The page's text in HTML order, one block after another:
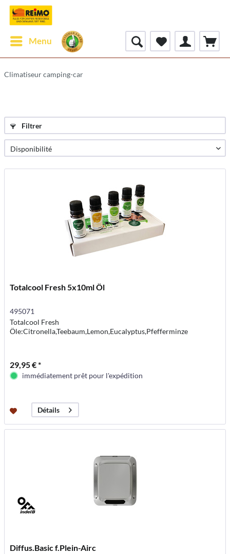
Menu
Climatiseur camping-car
Filtrer
Totalcool Fresh 5x10ml Öl
495071
Totalcool Fresh
Öle:Citronella,Teebaum,Lemon,Eucalyptus,Pfefferminze
29,95 € *
immédiatement prêt pour l'expédition
Détails
Diffus.Basic f.Plein-Airc